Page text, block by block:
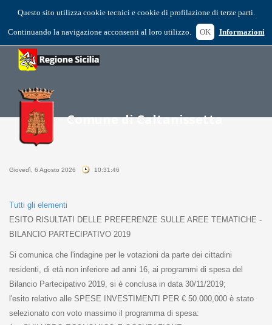
Questo sito utilizza cookie tecnici e cookie di profilazione di terze parti.
Continuando la navigazione acconsenti al loro utilizzo. OK Informazioni
Giovedì, 6 Agosto 2026 10:31:46
Tutti gli elementi
ESITO RISULTATI DELLE PREFERENZE SULLE AREE TEMATICHE -
BILANCIO PARTECIPATIVO 2019
Si comunica che l'indagine per le votazioni da parte dei cittadini
residenti, di età non inferiore ad anni 16, ai programmi di spesa del
Bilancio Partecipativo 2019, si è conclusa in data 30/11/2019;
l'esito relativo alle SPESE INVESTIMENTI PER € 50.000,000 è stato
selezionato con voto massimo il programma di spesa: